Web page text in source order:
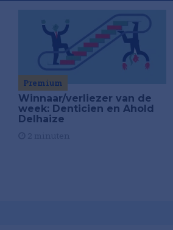
Premium
Winnaar/verliezer van de
week: Denticien en Ahold
Delhaize